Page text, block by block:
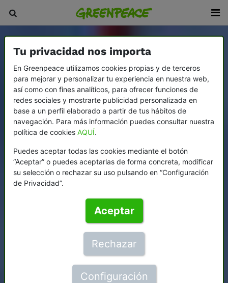
Tu privacidad nos importa
En Greenpeace utilizamos cookies propias y de terceros
para mejorar y personalizar tu experiencia en nuestra web,
así como con fines analíticos, para ofrecer funciones de
redes sociales y mostrarte publicidad personalizada en
base a un perfil elaborado a partir de tus hábitos de
navegación. Para más información puedes consultar nuestra
política de cookies AQUÍ.
Puedes aceptar todas las cookies mediante el botón
“Aceptar” o puedes aceptarlas de forma concreta, modificar
su selección o rechazar su uso pulsando en “Configuración
de Privacidad”.
Aceptar
Rechazar
Configuración